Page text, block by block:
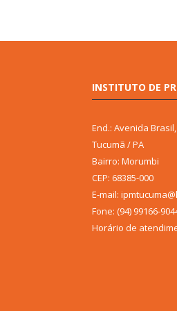
INSTITUTO DE
End.: Avenida
Tucumã / PA
Bairro: Morumbi
CEP: 68385-000
E-mail:
Fone: (94) 99166-
Horário de